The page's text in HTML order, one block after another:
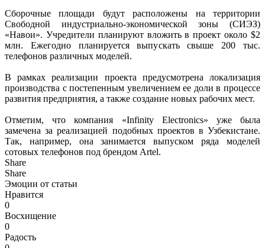
Сборочные площади будут расположены на территории
Свободной индустриально-экономической зоны (СИЭЗ)
«Навои». Учредители планируют вложить в проект около $2
млн. Ежегодно планируется выпускать свыше 200 тыс.
телефонов различных моделей.
В рамках реализации проекта предусмотрена локализация
производства с постепенным увеличением ее доли в процессе
развития предприятия, а также создание новых рабочих мест.
Отметим, что компания «Infinity Electronics» уже была
замечена за реализацией подобных проектов в Узбекистане.
Так, например, она занимается выпуском ряда моделей
сотовых телефонов под брендом Artel.
Share
Share
Эмоции от статьи
Нравится
0
Восхищение
0
Радость